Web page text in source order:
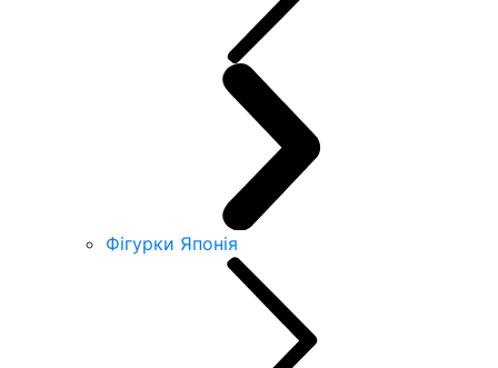
Фігурки Японія